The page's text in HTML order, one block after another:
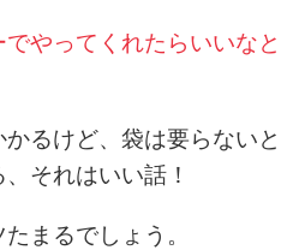
でやってくれたらいいなと
るけど、袋は要らないと
それはいい話！
まるでしょう。